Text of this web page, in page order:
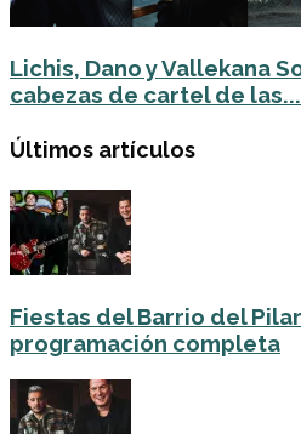
Lichis, Dano y Vallekana
cabezas de cartel de las...
Últimos artículos
Fiestas del Barrio del
programación completa